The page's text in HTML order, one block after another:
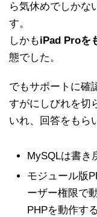
ら気休めでしかな
す。
しかもiPad Proを
態でした。
でもサポートに確
すがにしびれを切
いれ、回答をもら
MySQLは書き
モジュール版
ーザー権限で
PHPを動作す